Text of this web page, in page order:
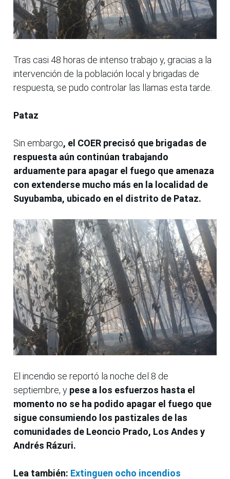
Tras casi 48 horas de intenso trabajo y, gracias a la
intervención de la población local y brigadas de
respuesta, se pudo controlar las llamas esta tarde.
Pataz
Sin embargo, el COER precisó que brigadas de
respuesta aún continúan trabajando
arduamente para apagar el fuego que amenaza
con extenderse mucho más en la localidad de
Suyubamba, ubicado en el distrito de Pataz.
El incendio se reportó la noche del 8 de
septiembre, y pese a los esfuerzos hasta el
momento no se ha podido apagar el fuego que
sigue consumiendo los pastizales de las
comunidades de Leoncio Prado, Los Andes y
Andrés Rázuri.
Lea también: Extinguen ocho incendios